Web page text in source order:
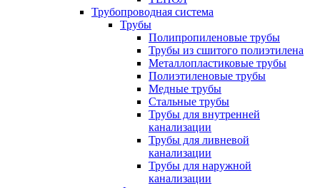
Трубопроводная система
Трубы
Полипропиленовые трубы
Трубы из сшитого полиэтилена
Металлопластиковые трубы
Полиэтиленовые трубы
Медные трубы
Стальные трубы
Трубы для внутренней
канализации
Трубы для ливневой
канализации
Трубы для наружной
канализации